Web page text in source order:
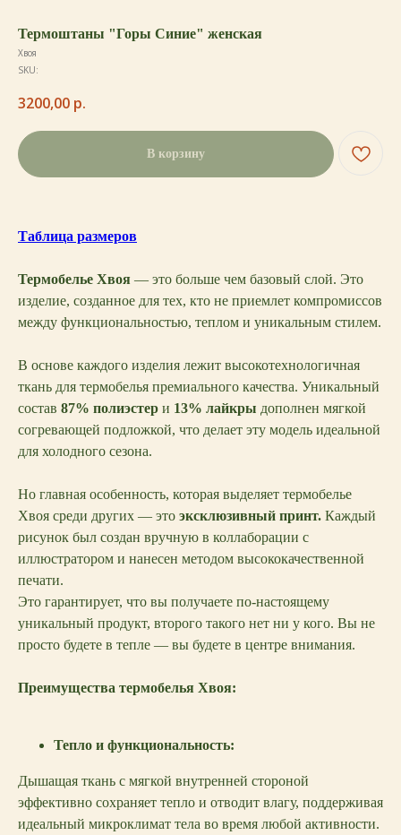
Термоштаны "Горы Синие" женская
Хвоя
SKU:
3200,00 р.
В корзину
Таблица размеров
Термобелье Хвоя — это больше чем базовый слой. Это
изделие, созданное для тех, кто не приемлет компромиссов
между функциональностью, теплом и уникальным стилем.
В основе каждого изделия лежит высокотехнологичная
ткань для термобелья премиального качества. Уникальный
состав 87% полиэстер и 13% лайкры дополнен мягкой
согревающей подложкой, что делает эту модель идеальной
для холодного сезона.
Но главная особенность, которая выделяет термобелье
Хвоя среди других — это эксклюзивный принт. Каждый
рисунок был создан вручную в коллаборации с
иллюстратором и нанесен методом высококачественной
печати.
Это гарантирует, что вы получаете по-настоящему
уникальный продукт, второго такого нет ни у кого. Вы не
просто будете в тепле — вы будете в центре внимания.
Преимущества термобелья Хвоя:
Тепло и функциональность:
Дышащая ткань с мягкой внутренней стороной
эффективно сохраняет тепло и отводит влагу, поддерживая
идеальный микроклимат тела во время любой активности.